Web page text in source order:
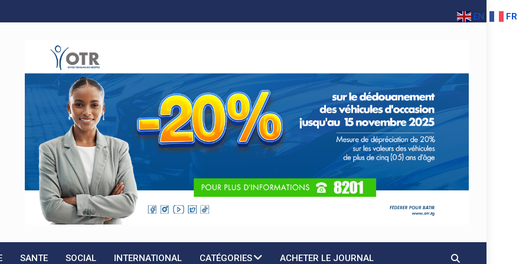
SANTE SOCIAL INTERNATIONAL CATÉGORIES ACHETER LE JOURNAL
EN FR